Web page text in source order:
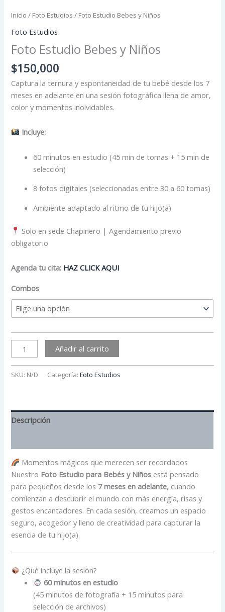
Inicio / Foto Estudios / Foto Estudio Bebes y Niños
Foto Estudios
Foto Estudio Bebes y Niños
$150,000
Captura la ternura y espontaneidad de tu bebé desde los 7
meses en adelante en una sesión fotográfica llena de amor,
color y momentos inolvidables.
Incluye:
60 minutos en estudio (45 min de tomas + 15 min de
selección)
8 fotos digitales (seleccionadas entre 30 a 60 tomas)
Ambiente adaptado al ritmo de tu hijo(a)
Solo en sede Chapinero | Agendamiento previo
obligatorio
Agenda tu cita: HAZ CLICK AQUI
Combos
Añadir al carrito
SKU: N/D Categoría:Foto Estudios
Descripción
Momentos mágicos que merecen ser recordados
Nuestro Foto Estudio para Bebés y Niños está pensado
para pequeños desde los 7 meses en adelante, cuando
comienzan a descubrir el mundo con más energía, risas y
gestos encantadores. En cada sesión, creamos un espacio
seguro, acogedor y lleno de creatividad para capturar la
esencia de tu hijo(a).
¿Qué incluye la sesión?
60 minutos en estudio
(45 minutos de fotografía + 15 minutos para
selección de archivos)